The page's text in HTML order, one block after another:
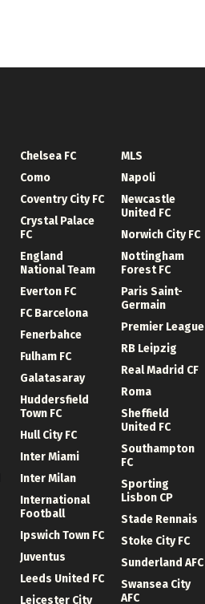
Chelsea FC
Como
Coventry City FC
Crystal Palace
FC
England
National Team
Everton FC
FC Barcelona
Fenerbahce
Fulham FC
Galatasaray
Huddersfield
Town FC
Hull City FC
Inter Miami
Inter Milan
International
Football
Ipswich Town FC
Juventus
Leeds United FC
Leicester City
MLS
Napoli
Newcastle
United FC
Norwich City FC
Nottingham
Forest FC
Paris Saint-
Germain
Premier League
RB Leipzig
Real Madrid CF
Roma
Sheffield
United FC
Southampton
FC
Sporting
Lisbon CP
Stade Rennais
Stoke City FC
Sunderland AFC
Swansea City
AFC